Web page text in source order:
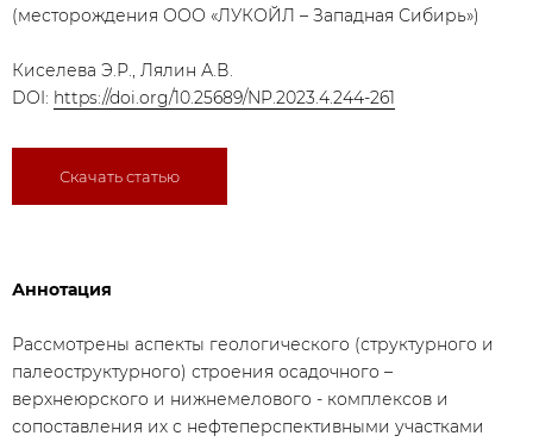
(месторождения ООО «ЛУКОЙЛ – Западная Сибирь»)
Киселева Э.Р., Лялин А.В.
DOI: https://doi.org/10.25689/NP.2023.4.244-261
Скачать статью
Аннотация
Рассмотрены аспекты геологического (структурного и
палеоструктурного) строения осадочного –
верхнеюрского и нижнемелового - комплексов и
сопоставления их с нефтеперспективными участками